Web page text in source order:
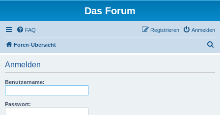
Das Forum
FAQ Anmelden
Registrieren
Foren-Übersicht
Anmelden
Benutzername:
Passwort: